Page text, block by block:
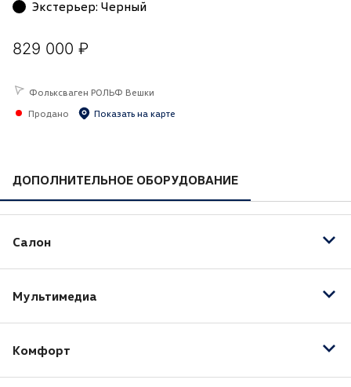
ДОПОЛНИТЕЛЬНОЕ ОБОРУДОВАНИЕ
Салон
Отделка кожей рулевого колеса
Отделка кожей рычага КПП
Подогрев передних сидений
Мультимедиа
Bluetooth
USB
Комфорт
Экстерьер: Черный
829 000 ₽
Фольксваген РОЛЬФ Вешки
Продано
Показать на карте